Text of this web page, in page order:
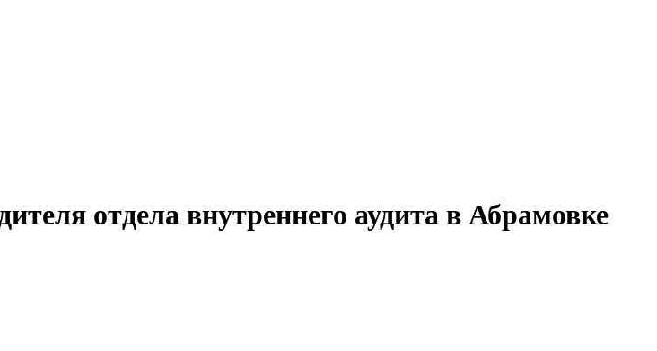
отдела внутреннего аудита в Абрамовке